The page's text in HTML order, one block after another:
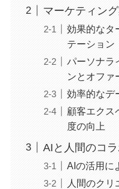
マーケティン
効果的なタ
テーション
パーソナラ
ンとオファ
効率的なデ
顧客エクス
度の向上
AIと人間のコ
AIの活用に
人間のク